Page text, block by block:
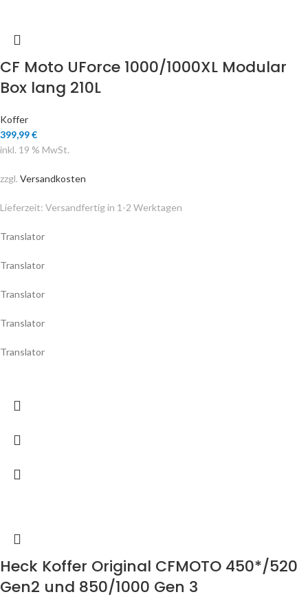
CF Moto UForce 1000/1000XL Modular
Box lang 210L
Koffer
399,99€
inkl. 19 % MwSt.
zzgl. Versandkosten
Lieferzeit: Versandfertig in 1-2 Werktagen
Translator
Translator
Translator
Translator
Translator
Heck Koffer Original CFMOTO 450*/520
Gen2 und 850/1000 Gen 3